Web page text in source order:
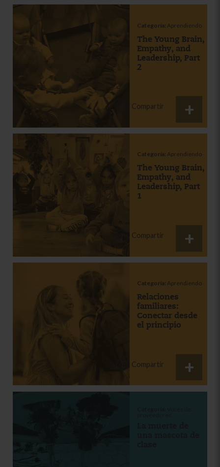
Categoría: Aprendiendo
The Young Brain,
Empathy, and
Leadership, Part
2
Compartir
Categoría: Aprendiendo
The Young Brain,
Empathy, and
Leadership, Part
1
Compartir
Categoría: Aprendiendo
Relaciones
familiares:
Conectar desde
el principio
Compartir